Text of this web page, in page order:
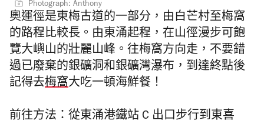
Photograph: Anthony
奧運徑是東梅古道的一部分，由白芒村至梅窩
的路程比較長。由東涌起程，在山徑漫步可飽
覽大嶼山的壯麗山峰。往梅窩方向走，不要錯
過已廢棄的銀礦洞和銀礦灣瀑布，到達終點後
記得去梅窩大吃一頓海鮮餐！
前往方法：從東涌港鐵站 C 出口步行到東喜